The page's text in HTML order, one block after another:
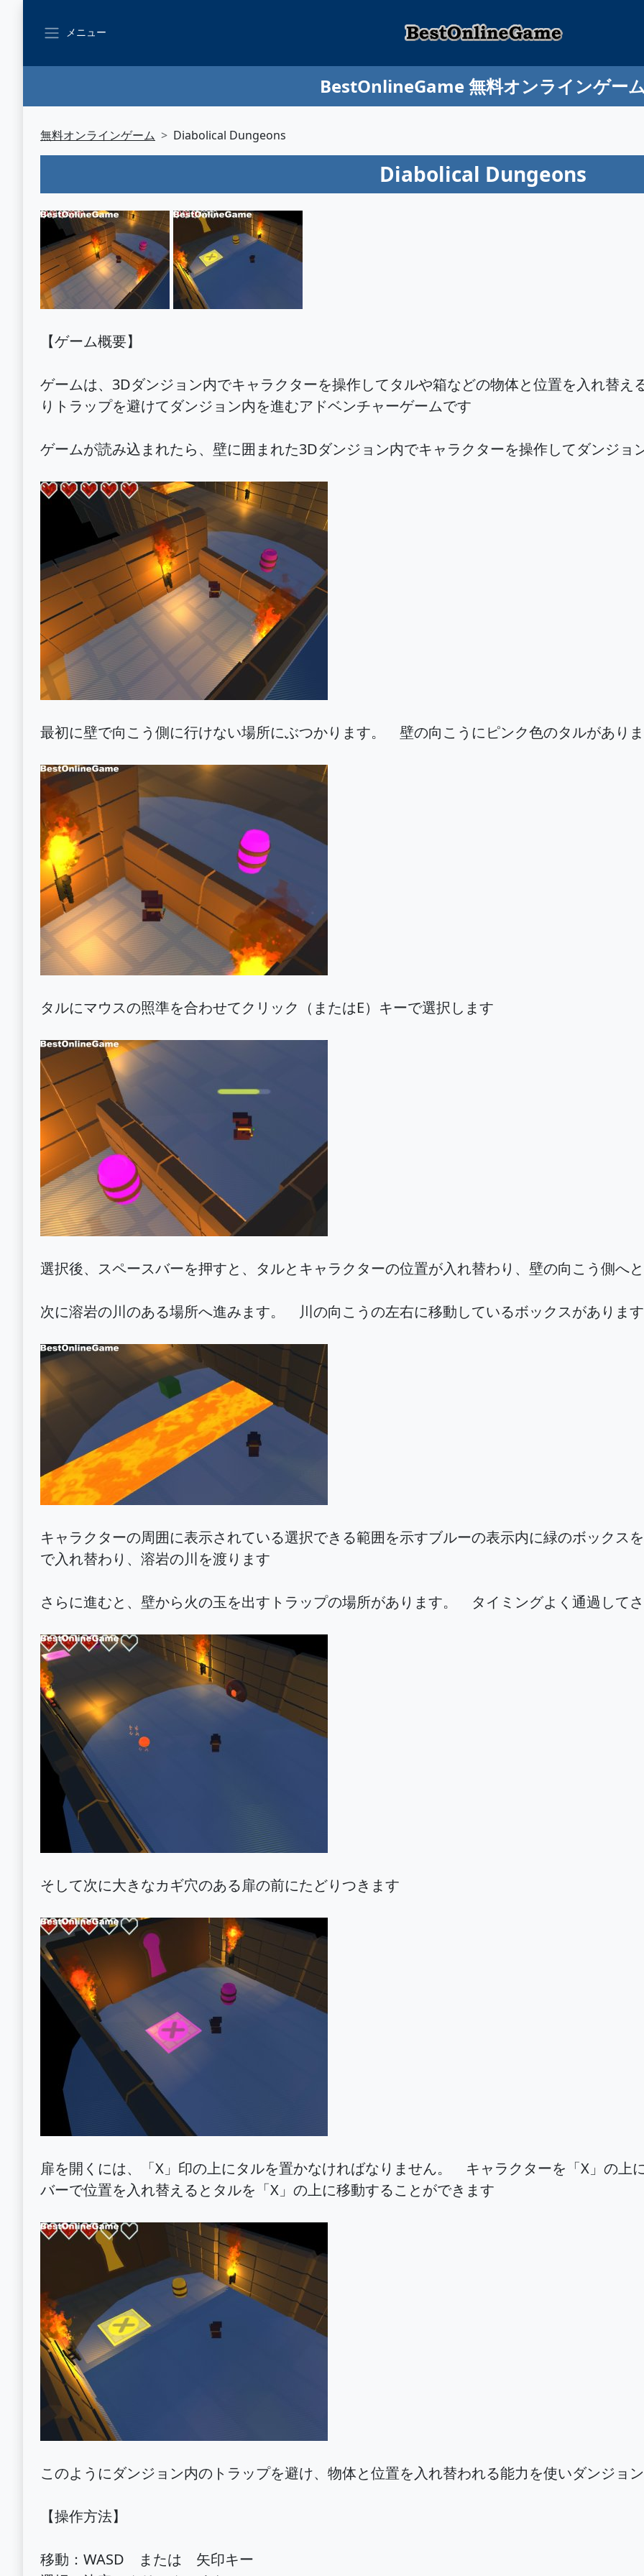
メニュー
BestOnlineGame 無料オンラインゲー
無料オンラインゲーム Diabolical Dungeons
Diabolical Dungeons
【ゲーム概要】
ゲームは、3Dダンジョン内でキャラクターを操作してタルや箱などの物体と位置を入れ替
りトラップを避けてダンジョン内を進むアドベンチャーゲームです
ゲームが読み込まれたら、壁に囲まれた3Dダンジョン内でキャラクターを操作してダンジョ
最初に壁で向こう側に行けない場所にぶつかります。 壁の向こうにピンク色のタルがあり
タルにマウスの照準を合わせてクリック（またはE）キーで選択します
選択後、スペースバーを押すと、タルとキャラクターの位置が入れ替わり、壁の向こう側へ
次に溶岩の川のある場所へ進みます。 川の向こうの左右に移動しているボックスがありま
キャラクターの周囲に表示されている選択できる範囲を示すブルーの表示内に緑のボックス
で入れ替わり、溶岩の川を渡ります
さらに進むと、壁から火の玉を出すトラップの場所があります。 タイミングよく通過して
そして次に大きなカギ穴のある扉の前にたどりつきます
扉を開くには、「X」印の上にタルを置かなければなりません。 キャラクターを「X」の上
バーで位置を入れ替えるとタルを「X」の上に移動することができます
このようにダンジョン内のトラップを避け、物体と位置を入れ替われる能力を使いダンジョ
【操作方法】
移動：WASD または 矢印キー